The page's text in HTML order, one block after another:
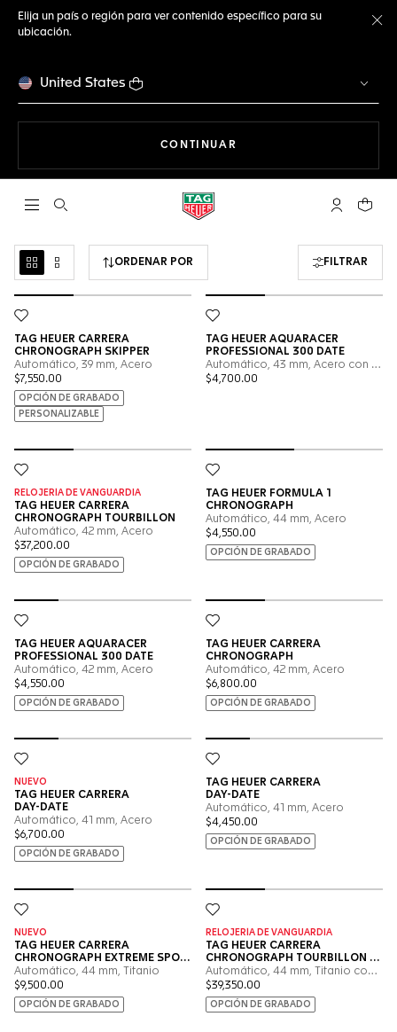
Elija un país o región para ver contenido específico para su
ubicación.
United States
CONTINUAR
Abrir el menú de búsqueda Cuenta Mi
Su